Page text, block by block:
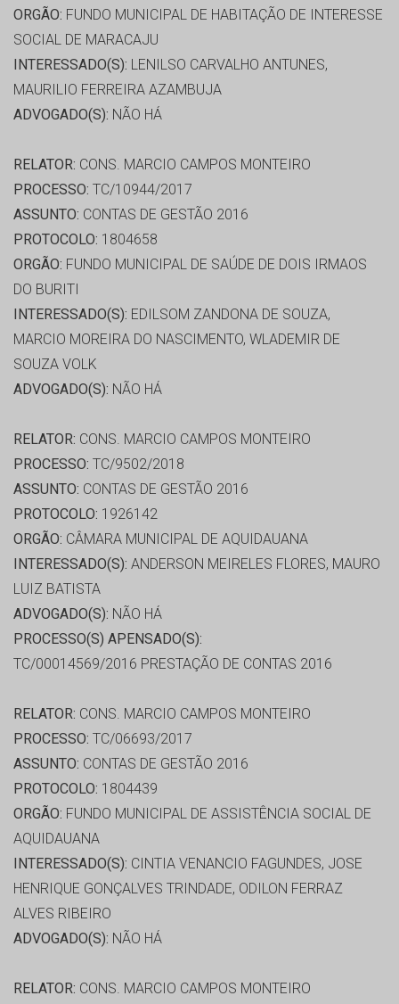
ORGÃO: FUNDO MUNICIPAL DE HABITAÇÃO DE INTERESSE
SOCIAL DE MARACAJU
INTERESSADO(S): LENILSO CARVALHO ANTUNES,
MAURILIO FERREIRA AZAMBUJA
ADVOGADO(S): NÃO HÁ
RELATOR: CONS. MARCIO CAMPOS MONTEIRO
PROCESSO: TC/10944/2017
ASSUNTO: CONTAS DE GESTÃO 2016
PROTOCOLO: 1804658
ORGÃO: FUNDO MUNICIPAL DE SAÚDE DE DOIS IRMAOS
DO BURITI
INTERESSADO(S): EDILSOM ZANDONA DE SOUZA,
MARCIO MOREIRA DO NASCIMENTO, WLADEMIR DE
SOUZA VOLK
ADVOGADO(S): NÃO HÁ
RELATOR: CONS. MARCIO CAMPOS MONTEIRO
PROCESSO: TC/9502/2018
ASSUNTO: CONTAS DE GESTÃO 2016
PROTOCOLO: 1926142
ORGÃO: CÂMARA MUNICIPAL DE AQUIDAUANA
INTERESSADO(S): ANDERSON MEIRELES FLORES, MAURO
LUIZ BATISTA
ADVOGADO(S): NÃO HÁ
PROCESSO(S) APENSADO(S):
TC/00014569/2016 PRESTAÇÃO DE CONTAS 2016
RELATOR: CONS. MARCIO CAMPOS MONTEIRO
PROCESSO: TC/06693/2017
ASSUNTO: CONTAS DE GESTÃO 2016
PROTOCOLO: 1804439
ORGÃO: FUNDO MUNICIPAL DE ASSISTÊNCIA SOCIAL DE
AQUIDAUANA
INTERESSADO(S): CINTIA VENANCIO FAGUNDES, JOSE
HENRIQUE GONÇALVES TRINDADE, ODILON FERRAZ
ALVES RIBEIRO
ADVOGADO(S): NÃO HÁ
RELATOR: CONS. MARCIO CAMPOS MONTEIRO